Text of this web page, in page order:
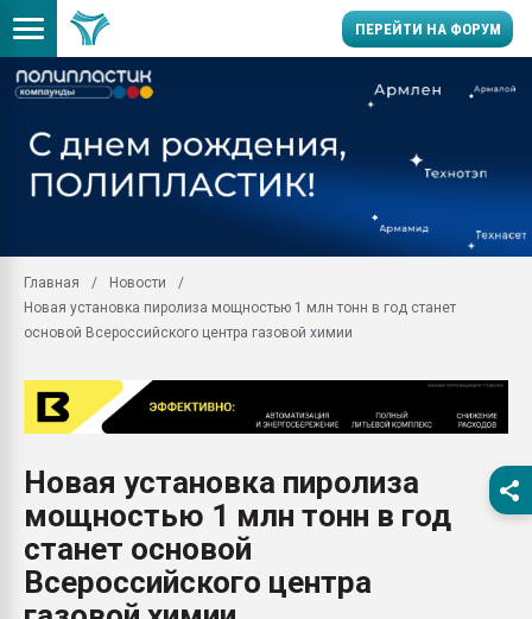
ПЕРЕЙТИ НА ФОРУМ
заводу пластмасс"
28.07.2026
первый план в
28.07.2026
ситуацией на
бутылок
Главная
Новости
Новая установка пиролиза мощностью 1 млн тонн в год станет
основой Всероссийского центра газовой химии
Новая установка пиролиза
мощностью 1 млн тонн в год
станет основой
Всероссийского центра